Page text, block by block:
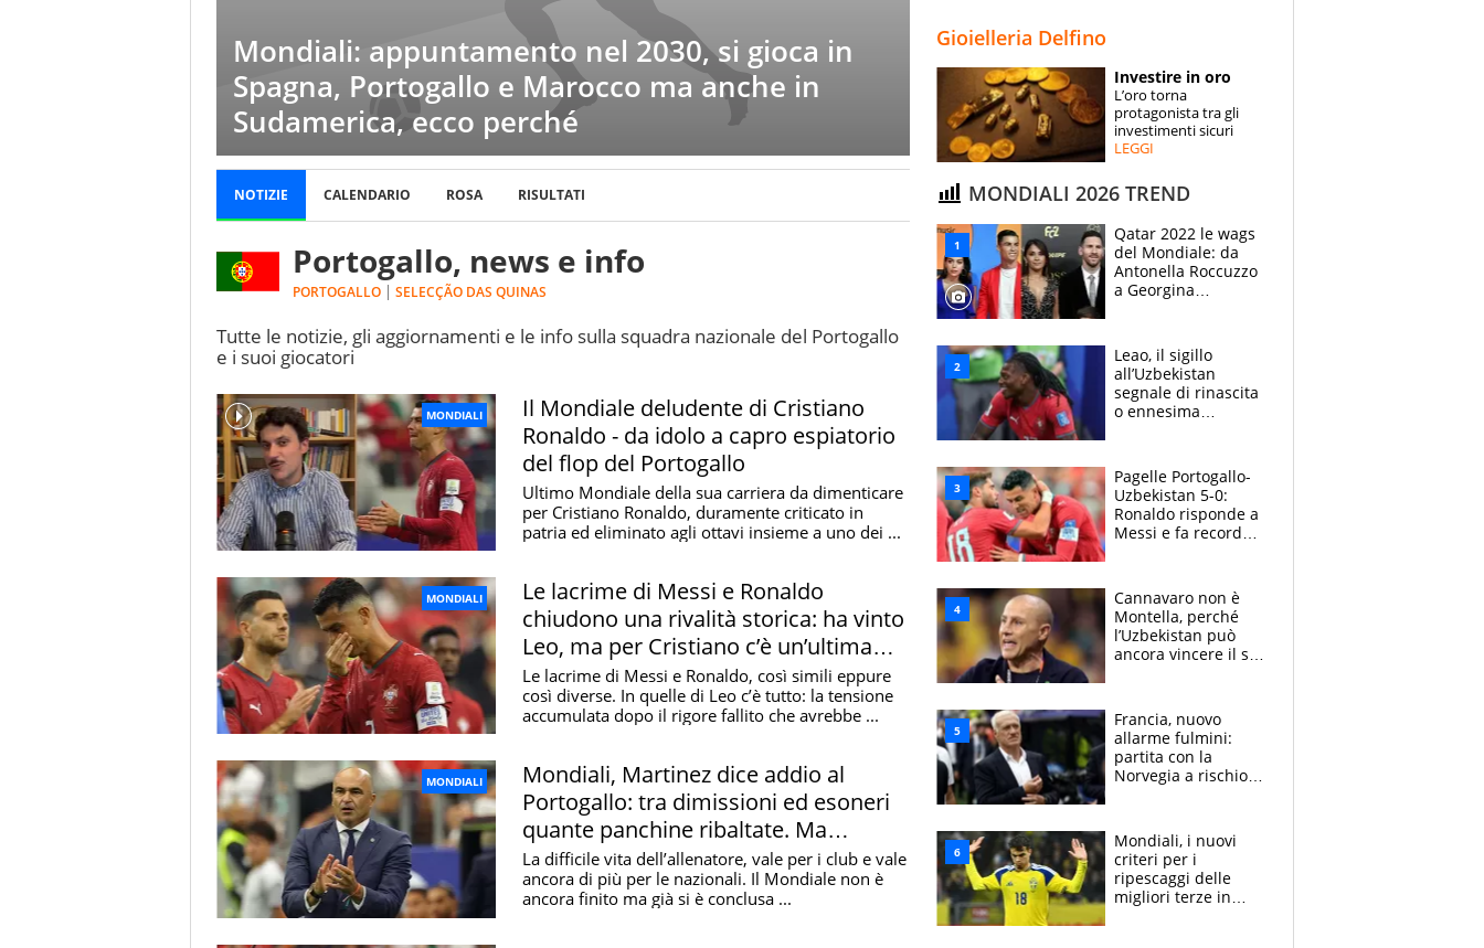
ESPERTI
CONTATTI
Mondiali: appuntamento nel 2030, si gioca in
Spagna, Portogallo e Marocco ma anche in
Sudamerica, ecco perché
Portogallo, news e info
Tutte le notizie, gli aggiornamenti e le info sulla squadra nazionale del Portogallo
e i suoi giocatori
PORTOGALLO SELECÇÃO DAS QUINAS
NOTIZIE CALENDARIO ROSA RISULTATI
MONDIALI
Il Mondiale deludente di Cristiano
Ronaldo - da idolo a capro espiatorio
del flop del Portogallo
Ultimo Mondiale della sua carriera da dimenticare
per Cristiano Ronaldo, duramente criticato in
patria ed eliminato agli ottavi insieme a uno dei ...
MONDIALI
Le lacrime di Messi e Ronaldo
chiudono una rivalità storica: ha vinto
Leo, ma per Cristiano c’è un’ultima
speranza
Le lacrime di Messi e Ronaldo, così simili eppure
così diverse. In quelle di Leo c’è tutto: la tensione
accumulata dopo il rigore fallito che avrebbe ...
MONDIALI
Mondiali, Martinez dice addio al
Portogallo: tra dimissioni ed esoneri
quante panchine ribaltate. Ma
Ancelotti resiste
La difficile vita dell’allenatore, vale per i club e vale
ancora di più per le nazionali. Il Mondiale non è
ancora finito ma già si è conclusa ...
Gioielleria Delfino
Investire in oro
L’oro torna
protagonista tra gli
investimenti sicuri
LEGGI
MONDIALI 2026 TREND
Qatar 2022 le wags
del Mondiale: da
Antonella Roccuzzo
a Georgina
Leao, il sigillo
all’Uzbekistan
segnale di rinascita
o ennesima
Pagelle Portogallo-
Uzbekistan 5-0:
Ronaldo risponde a
Messi e fa record
netto
Cannavaro non è
Montella, perché
l’Uzbekistan può
ancora vincere il suo
Francia, nuovo
allarme fulmini:
partita con la
Norvegia a rischio?
madre
Mondiali, i nuovi
criteri per i
ripescaggi delle
migliori terze in